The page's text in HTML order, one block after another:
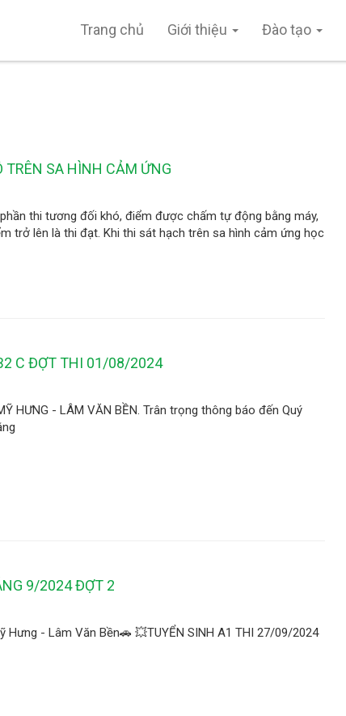
Trang chủ Giới thiệu Đào tạo
TRÊN SA HÌNH CẢM ỨNG
thi tương đối khó, điểm được chấm tự động bằng máy,
trở lên là thi đạt. Khi thi sát hạch trên sa hình cảm ứng học
C ĐỢT THI 01/08/2024
HƯNG - LÂM VĂN BỀN. Trân trọng thông báo đến Quý
9/2024 ĐỢT 2
Hưng - Lâm Văn Bền🚗 💥TUYỂN SINH A1 THI 27/09/2024